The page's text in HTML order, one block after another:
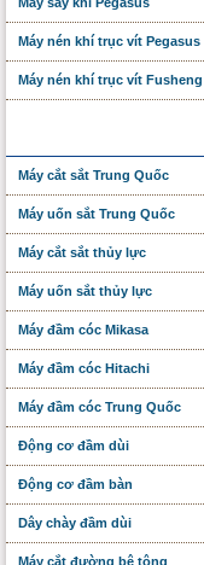
Máy nén khí trục vít Pegasus
Máy nén khí trục vít Fusheng
Máy cắt sắt Trung Quốc
Máy uốn sắt Trung Quốc
Máy cắt sắt thủy lực
Máy uốn sắt thủy lực
Máy đầm cóc Mikasa
Máy đầm cóc Hitachi
Máy đầm cóc Trung Quốc
Động cơ đầm dùi
Động cơ đầm bàn
Dây chày đầm dùi
Máy cắt đường bê tông